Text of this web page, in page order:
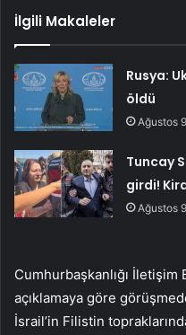
İlgili Makaleler
Rusya:
öldü
Ağustos
Tuncay
girdi!
Ağustos
Cumhurbaşkanlığı İletişim
açıklamaya göre
İsrail’in Filistin